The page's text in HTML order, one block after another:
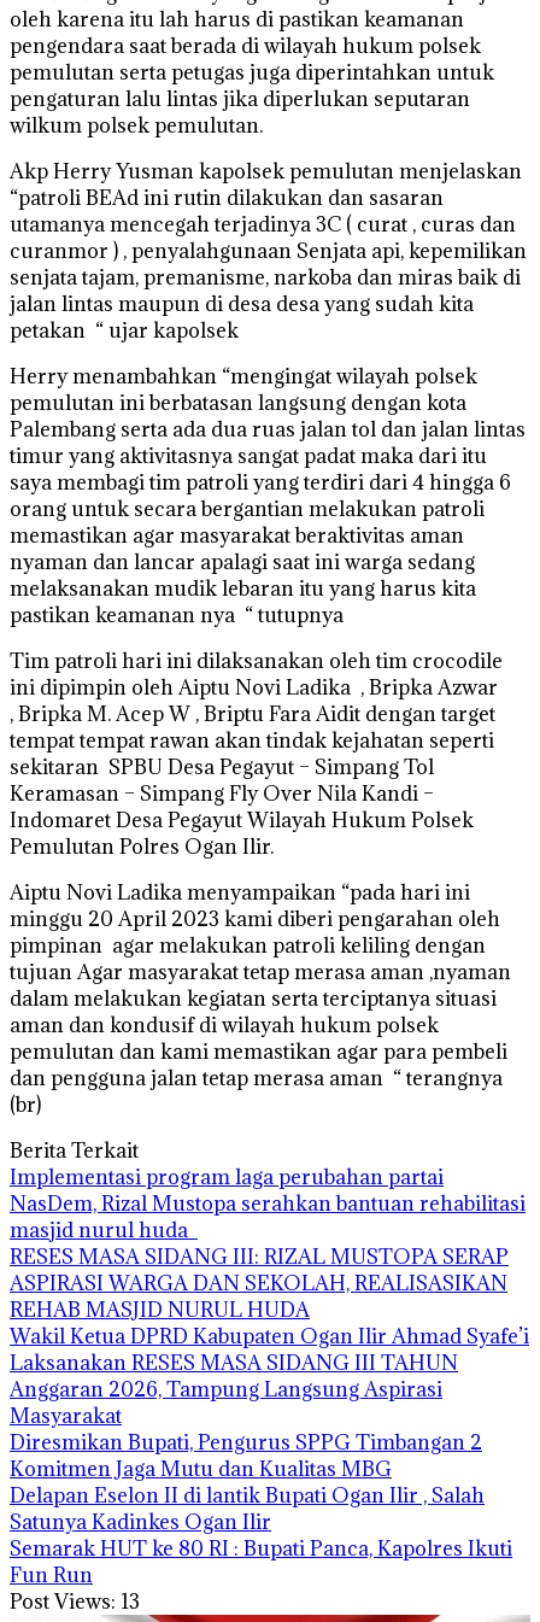
oleh karena itu lah harus di pastikan keamanan
pengendara saat berada di wilayah hukum polsek
pemulutan serta petugas juga diperintahkan untuk
pengaturan lalu lintas jika diperlukan seputaran
wilkum polsek pemulutan.
Akp Herry Yusman kapolsek pemulutan menjelaskan
“patroli BEAd ini rutin dilakukan dan sasaran
utamanya mencegah terjadinya 3C ( curat , curas dan
curanmor ) , penyalahgunaan Senjata api, kepemilikan
senjata tajam, premanisme, narkoba dan miras baik di
jalan lintas maupun di desa desa yang sudah kita
petakan “ ujar kapolsek
Herry menambahkan “mengingat wilayah polsek
pemulutan ini berbatasan langsung dengan kota
Palembang serta ada dua ruas jalan tol dan jalan lintas
timur yang aktivitasnya sangat padat maka dari itu
saya membagi tim patroli yang terdiri dari 4 hingga 6
orang untuk secara bergantian melakukan patroli
memastikan agar masyarakat beraktivitas aman
nyaman dan lancar apalagi saat ini warga sedang
melaksanakan mudik lebaran itu yang harus kita
pastikan keamanan nya “ tutupnya
Tim patroli hari ini dilaksanakan oleh tim crocodile
ini dipimpin oleh Aiptu Novi Ladika , Bripka Azwar
, Bripka M. Acep W , Briptu Fara Aidit dengan target
tempat tempat rawan akan tindak kejahatan seperti
sekitaran SPBU Desa Pegayut – Simpang Tol
Keramasan – Simpang Fly Over Nila Kandi –
Indomaret Desa Pegayut Wilayah Hukum Polsek
Pemulutan Polres Ogan Ilir.
Aiptu Novi Ladika menyampaikan “pada hari ini
minggu 20 April 2023 kami diberi pengarahan oleh
pimpinan agar melakukan patroli keliling dengan
tujuan Agar masyarakat tetap merasa aman ,nyaman
dalam melakukan kegiatan serta terciptanya situasi
aman dan kondusif di wilayah hukum polsek
pemulutan dan kami memastikan agar para pembeli
dan pengguna jalan tetap merasa aman “ terangnya
(br)
Berita Terkait
Implementasi program laga perubahan partai
NasDem, Rizal Mustopa serahkan bantuan rehabilitasi
masjid nurul huda
RESES MASA SIDANG III: RIZAL MUSTOPA SERAP
ASPIRASI WARGA DAN SEKOLAH, REALISASIKAN
REHAB MASJID NURUL HUDA
Wakil Ketua DPRD Kabupaten Ogan Ilir Ahmad Syafe’i
Laksanakan RESES MASA SIDANG III TAHUN
Anggaran 2026, Tampung Langsung Aspirasi
Masyarakat
Diresmikan Bupati, Pengurus SPPG Timbangan 2
Komitmen Jaga Mutu dan Kualitas MBG
Delapan Eselon II di lantik Bupati Ogan Ilir , Salah
Satunya Kadinkes Ogan Ilir
Semarak HUT ke 80 RI : Bupati Panca, Kapolres Ikuti
Fun Run
Post Views: 13